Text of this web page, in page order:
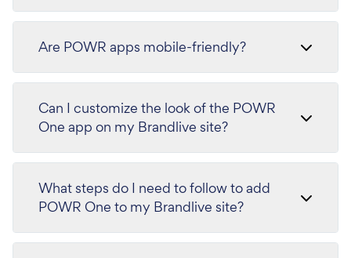
Are POWR apps mobile-friendly?
Can I customize the look of the POWR
One app on my Brandlive site?
What steps do I need to follow to add
POWR One to my Brandlive site?